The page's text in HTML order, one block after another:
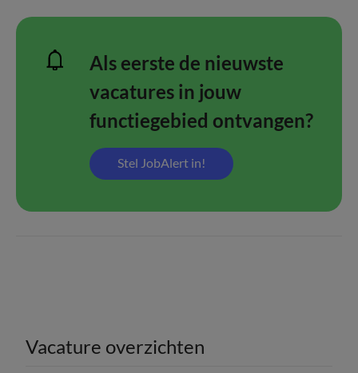
Als eerste de nieuwste
vacatures in jouw
functiegebied ontvangen?
Stel JobAlert in!
Vacature overzichten